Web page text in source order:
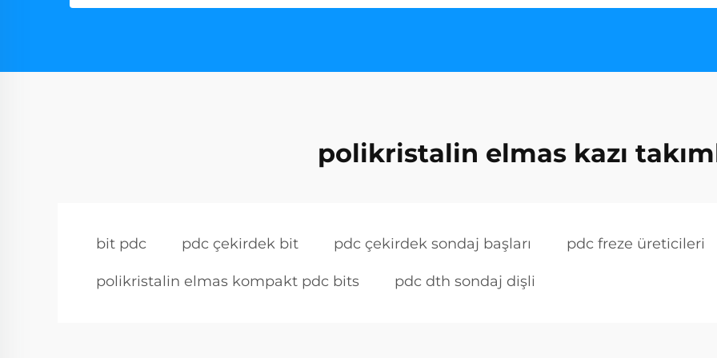
polikristalin elmas kazı
bit pdc pdc çekirdek bit pdc çekirdek sondaj başları pdc freze üreticileri
polikristalin elmas kompakt pdc bits pdc dth sondaj dişli